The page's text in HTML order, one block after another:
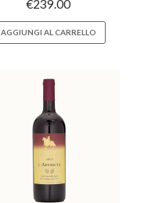
€239.00
AGGIUNGI AL CARRELLO